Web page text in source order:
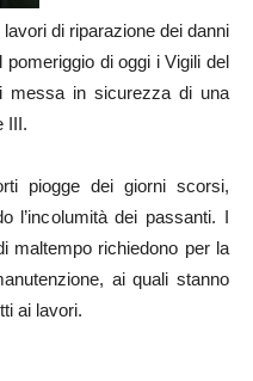
di riparazione dei danni
di oggi i Vigili del
messa in sicurezza di una
III.
piogge dei giorni scorsi,
l’incolumità dei passanti. I
maltempo richiedono per la
ai quali stanno
ai lavori.